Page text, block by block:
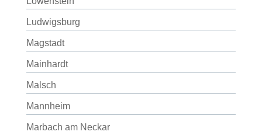
Ludwigsburg
Magstadt
Mainhardt
Malsch
Mannheim
Marbach am Neckar